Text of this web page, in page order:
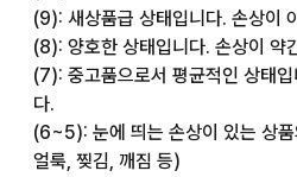
(9): 새상품급 상태입니다. 손상이
(8): 양호한 상태입니다. 손상이 약
(7): 중고품으로서 평균적인 상태
다.
(6~5): 눈에 띄는 손상이 있는 상
얼룩, 찢김, 깨짐 등)